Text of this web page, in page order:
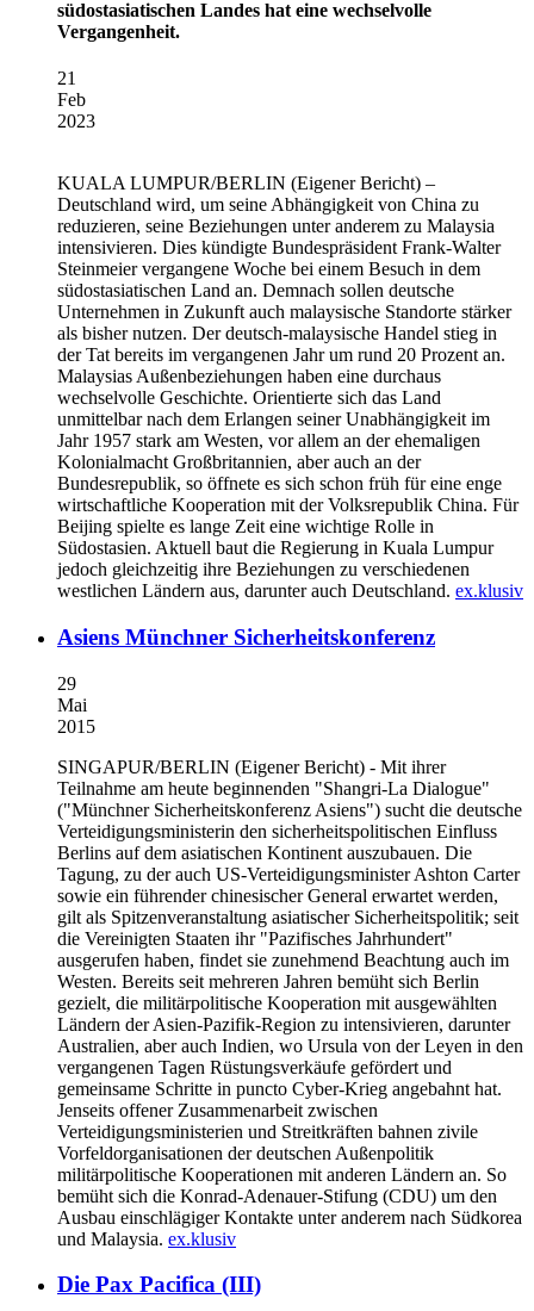
südostasiatischen Landes hat eine wechselvolle
Vergangenheit.
21
Feb
2023
KUALA LUMPUR/BERLIN (Eigener Bericht) –
Deutschland wird, um seine Abhängigkeit von China zu
reduzieren, seine Beziehungen unter anderem zu Malaysia
intensivieren. Dies kündigte Bundespräsident Frank-Walter
Steinmeier vergangene Woche bei einem Besuch in dem
südostasiatischen Land an. Demnach sollen deutsche
Unternehmen in Zukunft auch malaysische Standorte stärker
als bisher nutzen. Der deutsch-malaysische Handel stieg in
der Tat bereits im vergangenen Jahr um rund 20 Prozent an.
Malaysias Außenbeziehungen haben eine durchaus
wechselvolle Geschichte. Orientierte sich das Land
unmittelbar nach dem Erlangen seiner Unabhängigkeit im
Jahr 1957 stark am Westen, vor allem an der ehemaligen
Kolonialmacht Großbritannien, aber auch an der
Bundesrepublik, so öffnete es sich schon früh für eine enge
wirtschaftliche Kooperation mit der Volksrepublik China. Für
Beijing spielte es lange Zeit eine wichtige Rolle in
Südostasien. Aktuell baut die Regierung in Kuala Lumpur
jedoch gleichzeitig ihre Beziehungen zu verschiedenen
westlichen Ländern aus, darunter auch Deutschland. ex.klusiv
Asiens Münchner Sicherheitskonferenz
29
Mai
2015
SINGAPUR/BERLIN (Eigener Bericht) - Mit ihrer
Teilnahme am heute beginnenden "Shangri-La Dialogue"
("Münchner Sicherheitskonferenz Asiens") sucht die deutsche
Verteidigungsministerin den sicherheitspolitischen Einfluss
Berlins auf dem asiatischen Kontinent auszubauen. Die
Tagung, zu der auch US-Verteidigungsminister Ashton Carter
sowie ein führender chinesischer General erwartet werden,
gilt als Spitzenveranstaltung asiatischer Sicherheitspolitik; seit
die Vereinigten Staaten ihr "Pazifisches Jahrhundert"
ausgerufen haben, findet sie zunehmend Beachtung auch im
Westen. Bereits seit mehreren Jahren bemüht sich Berlin
gezielt, die militärpolitische Kooperation mit ausgewählten
Ländern der Asien-Pazifik-Region zu intensivieren, darunter
Australien, aber auch Indien, wo Ursula von der Leyen in den
vergangenen Tagen Rüstungsverkäufe gefördert und
gemeinsame Schritte in puncto Cyber-Krieg angebahnt hat.
Jenseits offener Zusammenarbeit zwischen
Verteidigungsministerien und Streitkräften bahnen zivile
Vorfeldorganisationen der deutschen Außenpolitik
militärpolitische Kooperationen mit anderen Ländern an. So
bemüht sich die Konrad-Adenauer-Stifung (CDU) um den
Ausbau einschlägiger Kontakte unter anderem nach Südkorea
und Malaysia. ex.klusiv
Die Pax Pacifica (III)